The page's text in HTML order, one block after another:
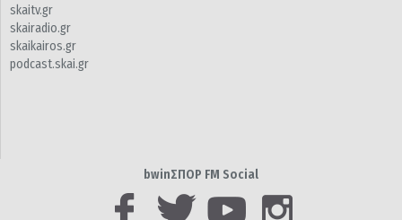
skaitv.gr
skairadio.gr
skaikairos.gr
podcast.skai.gr
bwinΣΠΟΡ FM Social